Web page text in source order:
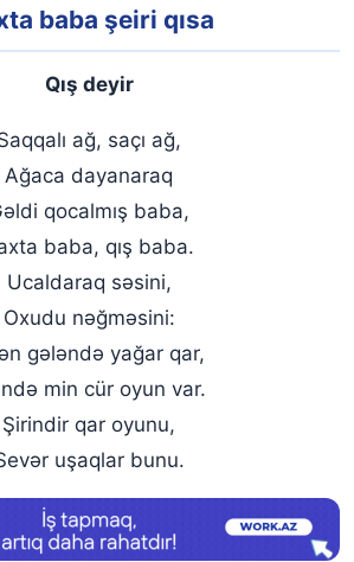
baba şeiri qısa
Qış deyir
ağ, saçı ağ,
Ağaca dayanaraq
qocalmış baba,
baba, qış baba.
Ucaldaraq səsini,
Oxudu nəğməsini:
gələndə yağar qar,
min cür oyun var.
Şirindir qar oyunu,
uşaqlar bunu.